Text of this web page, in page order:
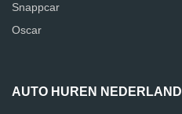
Snappcar
Oscar
AUTO HUREN NEDERLAND